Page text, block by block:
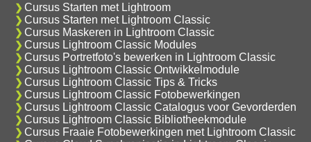
Cursus Starten met Lightroom
Cursus Starten met Lightroom Classic
Cursus Maskeren in Lightroom Classic
Cursus Lightroom Classic Modules
Cursus Portretfoto's bewerken in Lightroom Classic
Cursus Lightroom Classic Ontwikkelmodule
Cursus Lightroom Classic Tips & Tricks
Cursus Lightroom Classic Fotobewerkingen
Cursus Lightroom Classic Catalogus voor Gevorderden
Cursus Lightroom Classic Bibliotheekmodule
Cursus Fraaie Fotobewerkingen met Lightroom Classic